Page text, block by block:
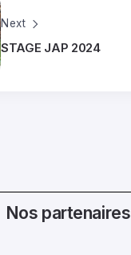
Next
STAGE JAP 2024
Nos partenaires